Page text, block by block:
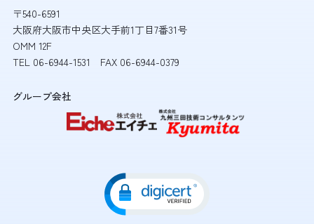
〒540-6591
大阪府大阪市中央区大手前1丁目7番31号
OMM 12F
TEL 06-6944-1531 FAX 06-6944-0379
グループ会社